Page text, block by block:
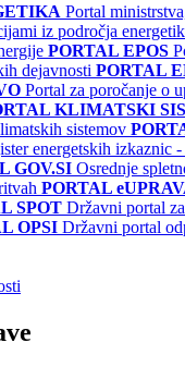
Portal
iz področja
PORTAL EPOS
dejavnosti PORTAL
Portal za poročanje o
KLIMATSKI
sistemov
energetskih izkaznic
GOV.SI Osrednje
PORTAL
SPOT Državni portal
OPSI Državni portal